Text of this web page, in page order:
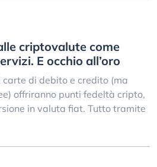
criptovalute come
E occhio all’oro
di debito e credito (ma
offriranno punti fedeltà cripto,
in valuta fiat. Tutto tramite